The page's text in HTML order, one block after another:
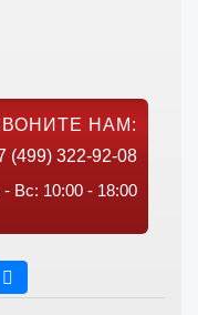
НАМ:
(499) 322-92-08
- Вс: 10:00 - 18:00